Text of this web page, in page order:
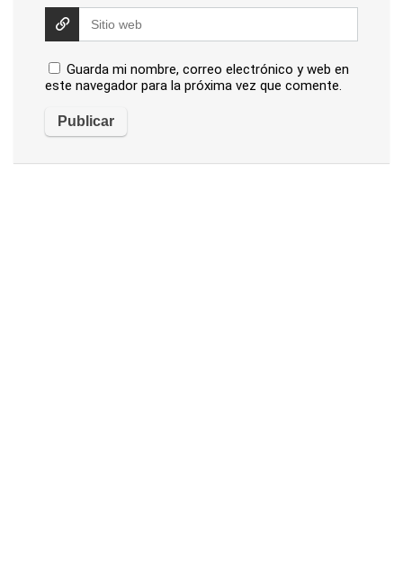
Guarda mi nombre, correo electrónico y web en
este navegador para la próxima vez que comente.